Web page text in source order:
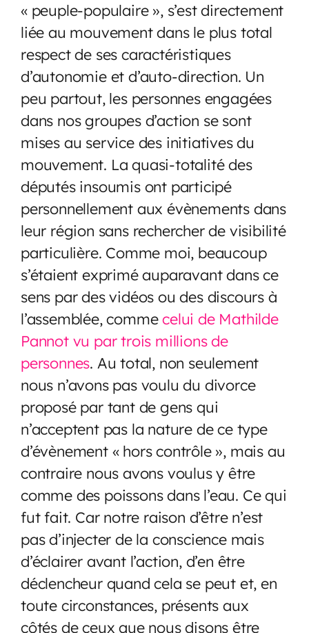
« peuple-populaire », s’est directement
liée au mouvement dans le plus total
respect de ses caractéristiques
d’autonomie et d’auto-direction. Un
peu partout, les personnes engagées
dans nos groupes d’action se sont
mises au service des initiatives du
mouvement. La quasi-totalité des
députés insoumis ont participé
personnellement aux évènements dans
leur région sans rechercher de visibilité
particulière. Comme moi, beaucoup
s’étaient exprimé auparavant dans ce
sens par des vidéos ou des discours à
l’assemblée, commecelui de Mathilde
Pannot vu par trois millions de
personnes. Au total, non seulement
nous n’avons pas voulu du divorce
proposé par tant de gens qui
n’acceptent pas la nature de ce type
d’évènement « hors contrôle », mais au
contraire nous avons voulus y être
comme des poissons dans l’eau. Ce qui
fut fait. Car notre raison d’être n’est
pas d’injecter de la conscience mais
d’éclairer avant l’action, d’en être
déclencheur quand cela se peut et, en
toute circonstances, présents aux
côtés de ceux que nous disons être